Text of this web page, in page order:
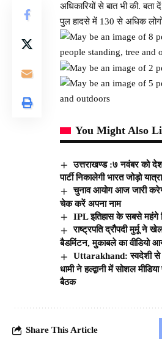
अधिकारियों से बात भी की. बता
पुल हादसे में 130 से अधिक लोगों
You Might Also
उत्तराखण्ड :७ नवंबर को
पार्टी निकालेगी भारत जोड़ो यात्रा
चुनाव आयोग आज जारी
चेक करें अपना नाम
IPL इतिहास के सबसे महंगे
राष्ट्रपति द्रौपदी मुर्मू ने
बैडमिंटन, मुकाबले का वीडियो
Uttarakhand: स्वदेशी से
धामी ने हल्द्वानी में सोशल
बैठक
Share This Article